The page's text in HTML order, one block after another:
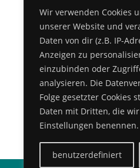
Wir verwenden Cookies
unserer Website und
Daten von dir (z.B. IP-
Anzeigen zu
einzubinden oder
analysieren. Die
Folge gesetzter Cookies
Daten mit Dritten, die
Einstellungen benennen.
benutzerdefiniert